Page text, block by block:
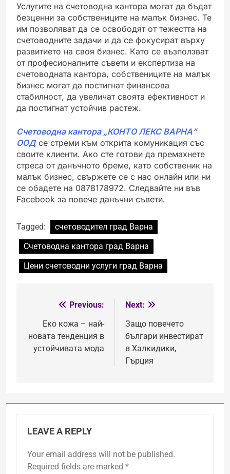
Услугите на счетоводна кантора могат да бъдат
безценни за собствениците на малък бизнес. Те
им позволяват да се освободят от тежестта на
счетоводните задачи и да се фокусират върху
развитието на своя бизнес. Като се възползват
от професионалните съвети и експертиза на
счетоводната кантора, собствениците на малък
бизнес могат да постигнат финансова
стабилност, да увеличат своята ефективност и
да постигнат устойчив растеж.
Счетоводна кантора „КОНТО ЛЕКС ВАРНА”
ООДсе стреми към открита комуникация със
своите клиенти. Ако сте готови да премахнете
стреса от данъчното бреме, като собственик на
малък бизнес, свържете се с нас онлайн или ни
се обадете на 0878178972. Следвайте ни във
Facebook за повече данъчни съвети.
Tagged:
счетоводител град Варна
Счетоводна кантора град Варна
Цени счетоводни услуги град Варна
navigation
Previous:
Еко кожа – най-
новата тенденция в
устойчивата мода
Next:
Защо повечето
българи инвестират
в Халкидики,
Гърция
LEAVE A REPLY
Your email address will not be published.
Required fields are marked *